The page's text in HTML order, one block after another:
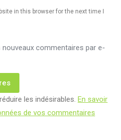
in this browser for the next time I
commentaires par e-
les indésirables. En savoir
de vos commentaires